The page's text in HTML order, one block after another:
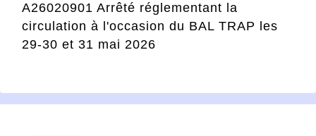
A26020901 Arrêté réglementant la
circulation à l'occasion du BAL TRAP les
29-30 et 31 mai 2026